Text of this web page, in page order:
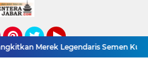
Pinterest
TwitterYouTube
Legendaris Semen Kujang, SIG Bidik